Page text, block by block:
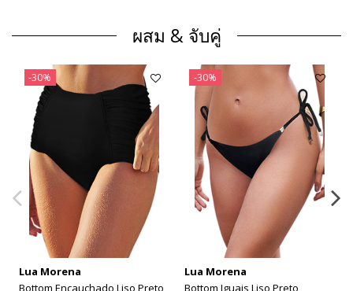
ผสม & จับคู่
-30%
Lua Morena
Bottom Encauchado Liso Preto
-30%
Lua Morena
Bottom Iguais Liso Preto